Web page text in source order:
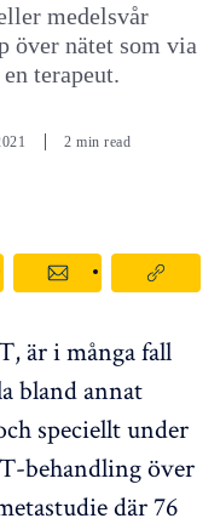
medelsvår
över nätet som via
terapeut.
2 min read
är i många fall
bland annat
speciellt under
behandling över
där 76